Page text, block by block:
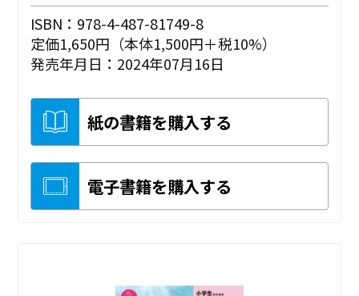
ISBN：978-4-487-81749-8
定価1,650円（本体1,500円＋税10%）
発売年月日：2024年07月16日
紙の書籍を購入する
電子書籍を購入する